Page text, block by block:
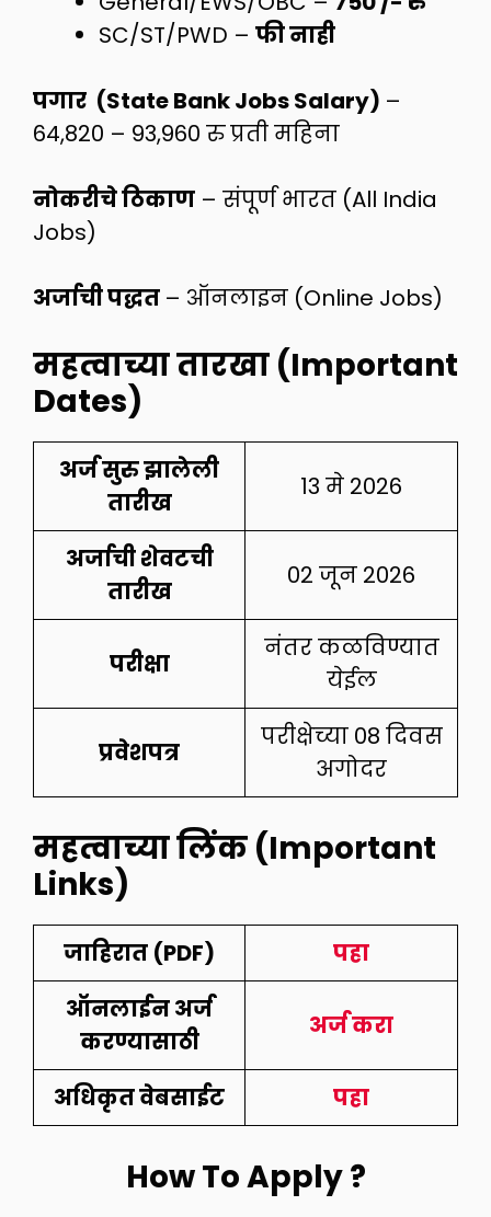
SC/ST/PWD – फी नाही
पगार (State Bank Jobs Salary) –
64,820 – 93,960 रु प्रती महिना
नोकरीचे ठिकाण – संपूर्ण भारत (All India
Jobs)
अर्जाची पद्धत – ऑनलाइन (Online Jobs)
महत्वाच्या तारखा (Important
Dates)
अर्ज सुरु झालेली
तारीख
13 मे 2026
अर्जाची शेवटची
तारीख
02 जून 2026
परीक्षा
नंतर कळविण्यात
येईल
प्रवेशपत्र
परीक्षेच्या 08 दिवस
अगोदर
महत्वाच्या लिंक (Important
Links)
जाहिरात (PDF)
पहा
ऑनलाईन अर्ज
करण्यासाठी
अर्ज करा
अधिकृत वेबसाईट पहा
How To Apply ?